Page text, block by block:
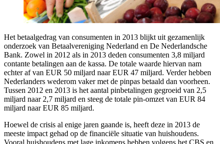
Het betaalgedrag van consumenten in 2013 blijkt uit gezamenlijk
onderzoek van Betaalvereniging Nederland en De Nederlandsche
Bank. Zowel in 2012 als in 2013 deden consumenten 3,8 miljard
contante betalingen aan de kassa. De totale waarde hiervan nam
echter af van EUR 50 miljard naar EUR 47 miljard. Verder hebben
Nederlanders wederom vaker met de pinpas betaald dan voorheen.
Tussen 2012 en 2013 is het aantal pinbetalingen gegroeid van 2,5
miljard naar 2,7 miljard en steeg de totale pin-omzet van EUR 84
miljard naar EUR 85 miljard.
Hoewel de crisis al enige jaren gaande is, heeft deze in 2013 de
meeste impact gehad op de financiële situatie van huishoudens.
Vooral huishoudens met lage inkomens hebben volgens het CBS en